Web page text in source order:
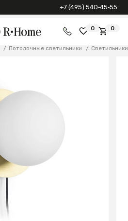
+7 (495) 540‑45‑55
0 0
/ Потолочные светильники / Светильники